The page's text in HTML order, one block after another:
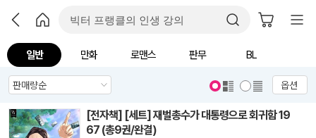
일반 만화 로맨스 판무 BL
옵션
[전자책] [세트] 재벌총수가 대통령으로 회귀함 19
67 (총9권/완결)